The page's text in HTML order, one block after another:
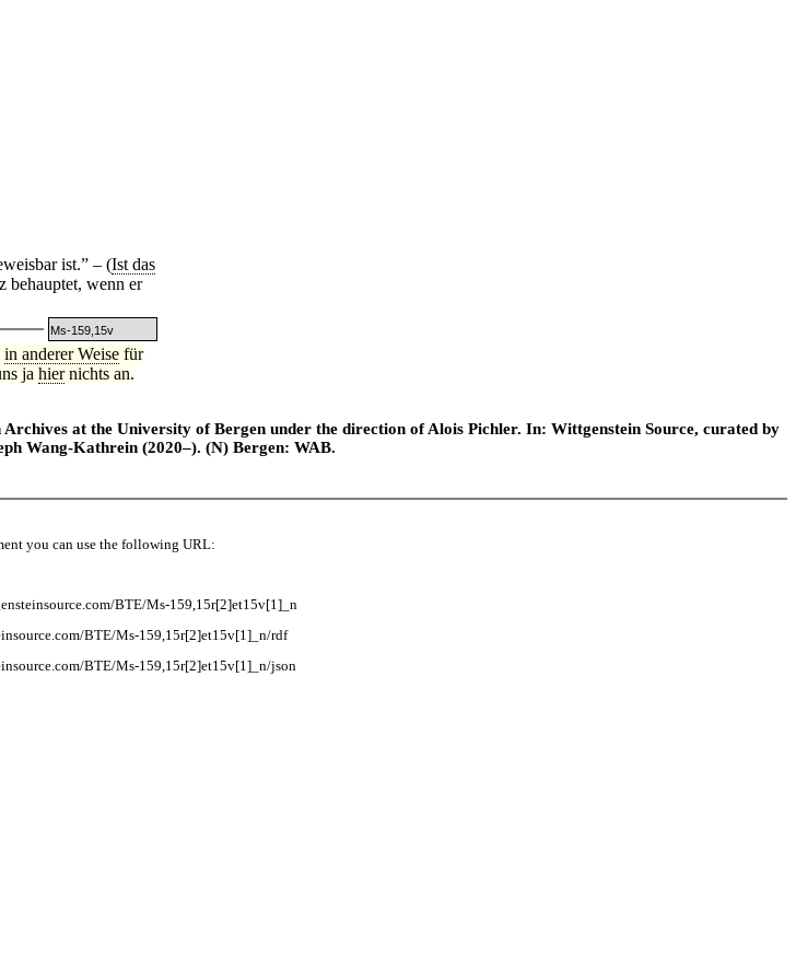
ist.” – (Ist das
behauptet, wenn er
Ms-159,15v
in anderer Weise für
ja hiernichts an.
at the University of Bergen under the direction of Alois Pichler. In: Wittgenstein Source, curated by
Wang-Kathrein (2020–). (N) Bergen: WAB.
you can use the following URL:
BTE/Ms-159,15r[2]et15v[1]_n
BTE/Ms-159,15r[2]et15v[1]_n/rdf
BTE/Ms-159,15r[2]et15v[1]_n/json